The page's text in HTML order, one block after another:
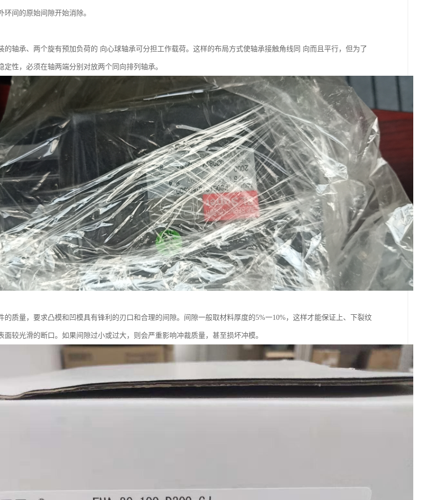
环间的原始间隙开始消除。
的轴承、两个旋有预加负荷的 向心球轴承可分担工作载荷。这样的布局方式使轴承接触角线同 向而且平行，但为了
定性，必须在轴两端分别对放两个同向排列轴承。
的质量，要求凸模和凹模具有锋利的刃口和合理的间隙。间隙一般取材料厚度的5%一10%，这样才能保证上、下裂纹
面较光滑的断口。如果间隙过小或过大，则会严重影响冲裁质量，甚至损坏冲模。